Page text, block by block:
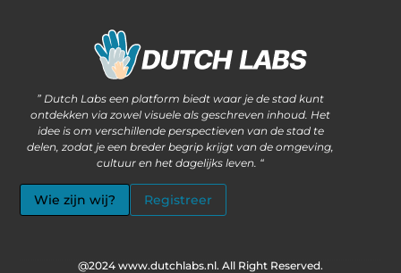
” Dutch Labs een platform biedt waar je de stad kunt
ontdekken via zowel visuele als geschreven inhoud. Het
idee is om verschillende perspectieven van de stad te
delen, zodat je een breder begrip krijgt van de omgeving,
cultuur en het dagelijks leven. “
Wie zijn wij? Registreer
@2024 www.dutchlabs.nl. All Right Reserved.